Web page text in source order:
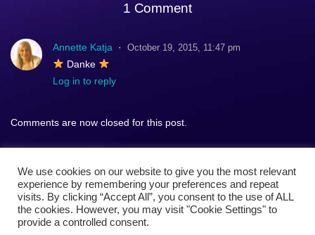
1 Comment
Annette Katja October 19, 2015, 11:47 pm
Danke
Log in to reply
Comments are now closed for this post.
We use cookies on our website to give you the most relevant
experience by remembering your preferences and repeat
visits. By clicking “Accept All”, you consent to the use of ALL
the cookies. However, you may visit "Cookie Settings" to
provide a controlled consent.